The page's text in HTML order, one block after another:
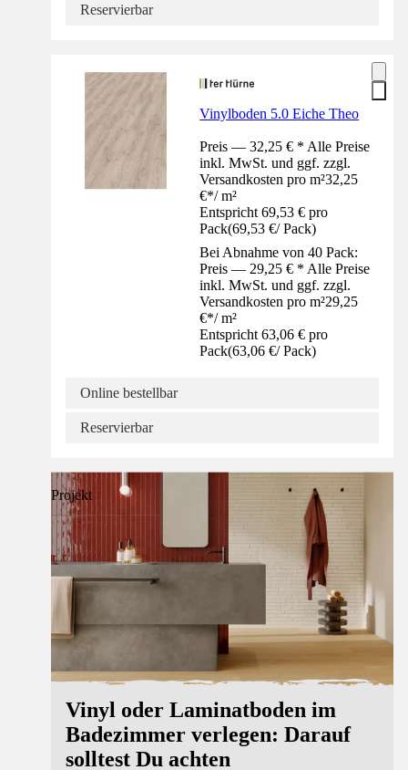
Reservierbar
Vinylboden 5.0 Eiche Theo
Preis — 32,25 € * Alle Preise
inkl. MwSt. und ggf. zzgl.
Versandkosten pro m²32,25
€*/ m²
Entspricht 69,53 € pro
Pack(69,53 €/ Pack)
Bei Abnahme von 40 Pack:
Preis — 29,25 € * Alle Preise
inkl. MwSt. und ggf. zzgl.
Versandkosten pro m²29,25
€*/ m²
Entspricht 63,06 € pro
Pack(63,06 €/ Pack)
Online bestellbar
Reservierbar
Projekt
Vinyl oder Laminatboden im
Badezimmer verlegen: Darauf
solltest Du achten